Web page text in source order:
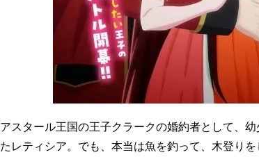
アスタール王国の王子クラークの婚約者として、
たレティシア。でも、本当は魚を釣って、木登り
高橋美
♪ in ア